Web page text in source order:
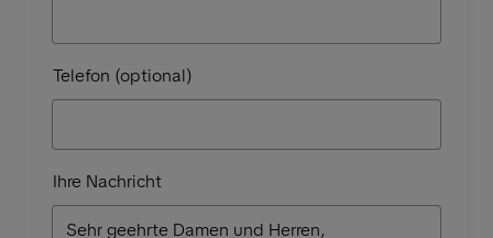
Telefon (optional)
Ihre Nachricht